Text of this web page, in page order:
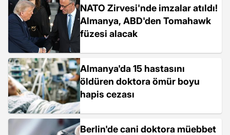
NATO Zirvesi'nde imzalar atıldı!
Almanya, ABD'den Tomahawk
füzesi alacak
Almanya'da 15 hastasını
öldüren doktora ömür boyu
hapis cezası
Berlin'de cani doktora müebbet